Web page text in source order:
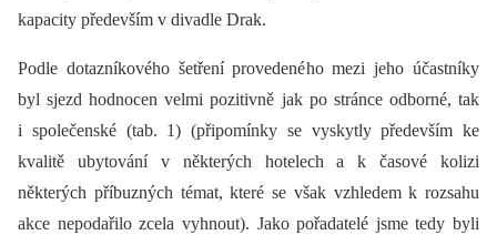
kapacity především v divadle Drak.
Podle dotazníkového šetření provedeného mezi jeho účastníky
byl sjezd hodnocen velmi pozitivně jak po stránce odborné, tak
i společenské (tab. 1) (připomínky se vyskytly především ke
kvalitě ubytování v některých hotelech a k časové kolizi
některých příbuzných témat, které se však vzhledem k rozsahu
akce nepodařilo zcela vyhnout). Jako pořadatelé jsme tedy byli